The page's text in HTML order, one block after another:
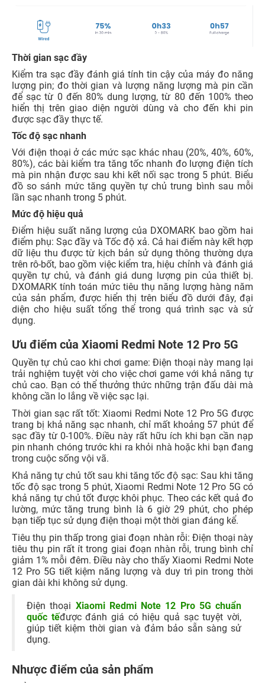
Thời gian sạc đầy
Kiểm tra sạc đầy đánh giá tính tin cậy của máy đo năng
lượng pin; đo thời gian và lượng năng lượng mà pin cần
để sạc từ 0 đến 80% dung lượng, từ 80 đến 100% theo
hiển thị trên giao diện người dùng và cho đến khi pin
được sạc đầy thực tế.
Tốc độ sạc nhanh
Với điện thoại ở các mức sạc khác nhau (20%, 40%, 60%,
80%), các bài kiểm tra tăng tốc nhanh đo lượng điện tích
mà pin nhận được sau khi kết nối sạc trong 5 phút. Biểu
đồ so sánh mức tăng quyền tự chủ trung bình sau mỗi
lần sạc nhanh trong 5 phút.
Mức độ hiệu quả
Điểm hiệu suất năng lượng của DXOMARK bao gồm hai
điểm phụ: Sạc đầy và Tốc độ xả. Cả hai điểm này kết hợp
dữ liệu thu được từ kịch bản sử dụng thông thường dựa
trên rô-bốt, bao gồm việc kiểm tra, hiệu chỉnh và đánh giá
quyền tự chủ, và đánh giá dung lượng pin của thiết bị.
DXOMARK tính toán mức tiêu thụ năng lượng hàng năm
của sản phẩm, được hiển thị trên biểu đồ dưới đây, đại
diện cho hiệu suất tổng thể trong quá trình sạc và sử
dụng.
​​Ưu điểm của Xiaomi Redmi Note 12 Pro 5G
Quyền tự chủ cao khi chơi game: Điện thoại này mang lại
trải nghiệm tuyệt vời cho việc chơi game với khả năng tự
chủ cao. Bạn có thể thưởng thức những trận đấu dài mà
không cần lo lắng về việc sạc lại.
Thời gian sạc rất tốt: Xiaomi Redmi Note 12 Pro 5G được
trang bị khả năng sạc nhanh, chỉ mất khoảng 57 phút để
sạc đầy từ 0-100%. Điều này rất hữu ích khi bạn cần nạp
pin nhanh chóng trước khi ra khỏi nhà hoặc khi bạn đang
trong cuộc sống vội vã.
Khả năng tự chủ tốt sau khi tăng tốc độ sạc: Sau khi tăng
tốc độ sạc trong 5 phút, Xiaomi Redmi Note 12 Pro 5G có
khả năng tự chủ tốt được khôi phục. Theo các kết quả đo
lường, mức tăng trung bình là 6 giờ 29 phút, cho phép
bạn tiếp tục sử dụng điện thoại một thời gian đáng kể.
Tiêu thụ pin thấp trong giai đoạn nhàn rỗi: Điện thoại này
tiêu thụ pin rất ít trong giai đoạn nhàn rỗi, trung bình chỉ
giảm 1% mỗi đêm. Điều này cho thấy Xiaomi Redmi Note
12 Pro 5G tiết kiệm năng lượng và duy trì pin trong thời
gian dài khi không sử dụng.
Điện thoại Xiaomi Redmi Note 12 Pro 5G chuẩn
quốc tếđược đánh giá có hiệu quả sạc tuyệt vời,
giúp tiết kiệm thời gian và đảm bảo sẵn sàng sử
dụng.
Nhược điểm của sản phẩm